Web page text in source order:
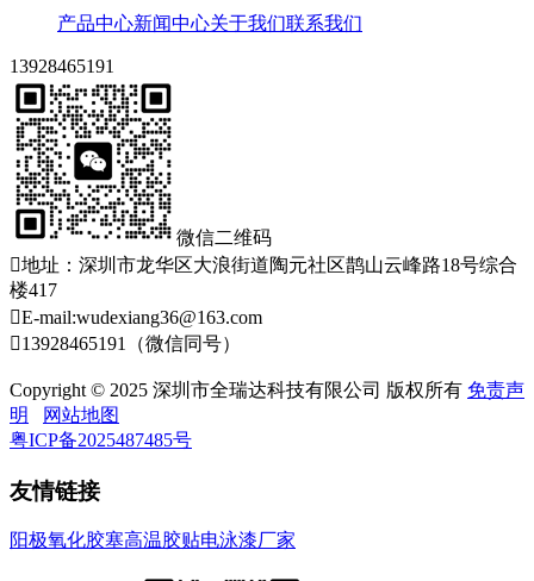
产品中心新闻中心关于我们联系我们
13928465191
微信二维码
地址：深圳市龙华区大浪街道陶元社区鹊山云峰路18号综合
楼417
E-mail:wudexiang36@163.com
13928465191（微信同号）
Copyright © 2025 深圳市全瑞达科技有限公司 版权所有 免责声
明
网站地图
粤ICP备2025487485号
友情链接
阳极氧化胶塞高温胶贴电泳漆厂家